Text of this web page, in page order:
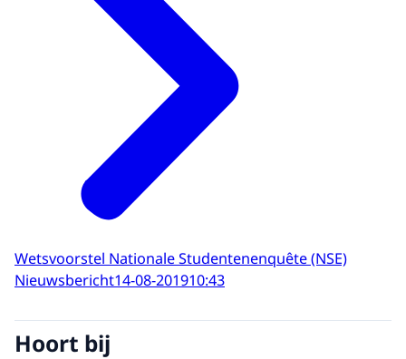
Wetsvoorstel Nationale Studentenenquête (NSE)
Nieuwsbericht14-08-201910:43
Hoort bij